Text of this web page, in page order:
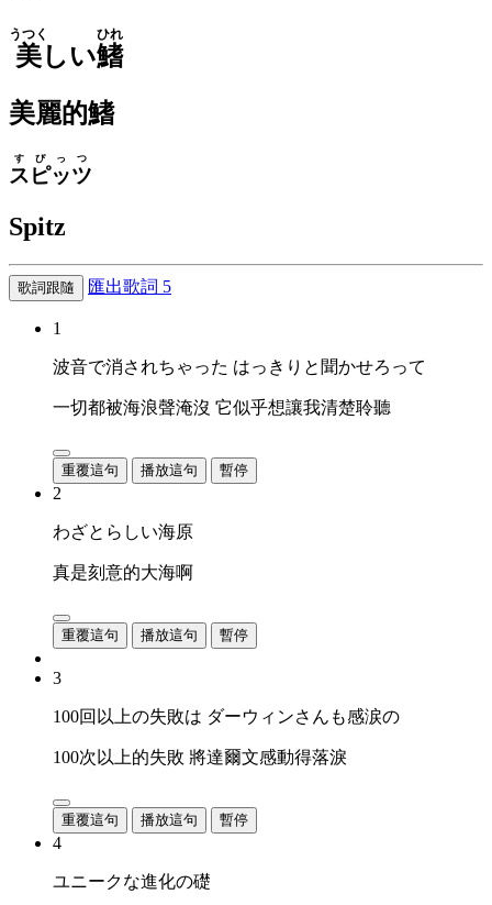
美
うつく
しい鰭
ひれ
美麗的鰭
スピッツ
すぴっつ
Spitz
歌詞跟隨 匯出歌詞 5
1
波音で消されちゃった はっきりと聞かせろって
一切都被海浪聲淹沒 它似乎想讓我清楚聆聽
重覆這句 播放這句 暫停
2
わざとらしい海原
真是刻意的大海啊
重覆這句 播放這句 暫停
3
100回以上の失敗は ダーウィンさんも感涙の
100次以上的失敗 將達爾文感動得落淚
重覆這句 播放這句 暫停
4
ユニークな進化の礎